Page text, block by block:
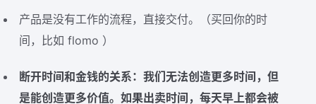
产品是没有工作的流程，直接交付。（买回你的时
间，比如 flomo ）
断开时间和金钱的关系：我们无法创造更多时间，但
是能创造更多价值。如果出卖时间，每天早上都会被